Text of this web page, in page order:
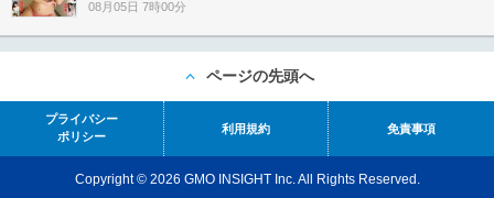
08月05日 7時00分
ページの先頭へ
プライバシー
ポリシー
利用規約 免責事項
Copyright © 2026 GMO INSIGHT Inc. All Rights Reserved.